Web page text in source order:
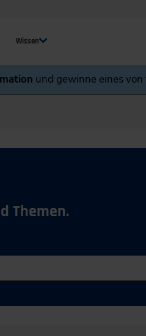
Wissen
und gewinne eines
Themen.